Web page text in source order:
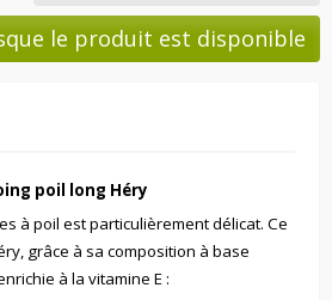
le produit est disponible
poil long Héry
à poil est particulièrement délicat. Ce
grâce à sa composition à base
à la vitamine E :